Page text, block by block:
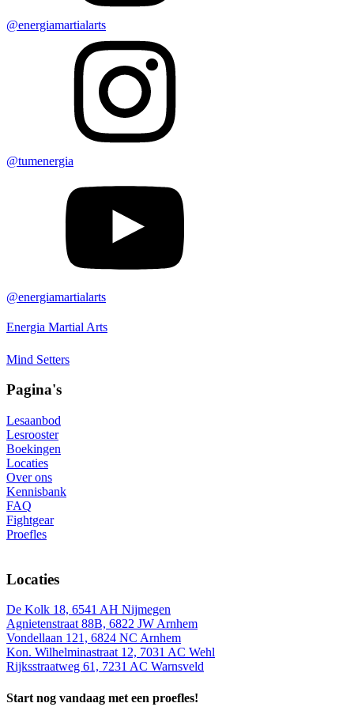
@energiamartialarts
@tumenergia
@energiamartialarts
Energia Martial Arts
Mind Setters
Pagina's
Lesaanbod
Lesrooster
Boekingen
Locaties
Over ons
Kennisbank
FAQ
Fightgear
Proefles
Locaties
De Kolk 18, 6541 AH Nijmegen
Agnietenstraat 88B, 6822 JW Arnhem
Vondellaan 121, 6824 NC Arnhem
Kon. Wilhelminastraat 12, 7031 AC Wehl
Rijksstraatweg 61, 7231 AC Warnsveld
Start nog vandaag met een proefles!